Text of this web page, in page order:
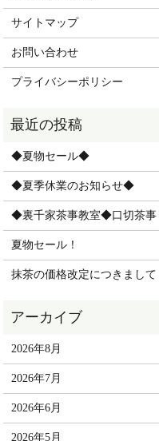
サイトマップ
お問い合わせ
プライバシーポリシー
◆夏物セール◆
◆夏季休業のお知らせ◆
◆裏千家茶事教室◆口切茶事
夏物セール！
抹茶の価格改定につきまして
2026年8月
2026年7月
2026年6月
2026年5月